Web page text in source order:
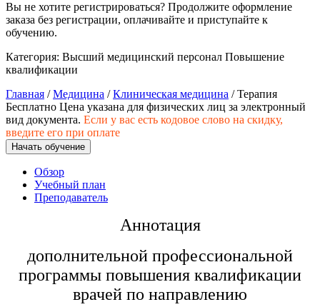
Безопасность труда
Экономика и управление
Управление производством
общественного питания в
организации
хозяйственной деятельностью
Техника-технологии
нефтегазовое дело и геодезия
Техника и технологии наземного
Вы не хотите регистрироваться? Продолжите оформление
заказа без регистрации, оплачивайте и приступайте к
обучению.
Категория: Высший медицинский персонал Повышение
квалификации
Главная /Медицина /Клиническая медицина / Терапия
Бесплатно Цена указана для физических лиц за электронный
вид документа. Если у вас есть кодовое слово на скидку,
введите его при оплате
Начать обучение
Обзор
Учебный план
Преподаватель
Аннотация
дополнительной профессиональной
программы повышения квалификации
врачей по направлению